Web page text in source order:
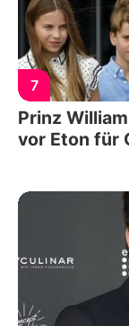
7
Prinz
vor Eton für